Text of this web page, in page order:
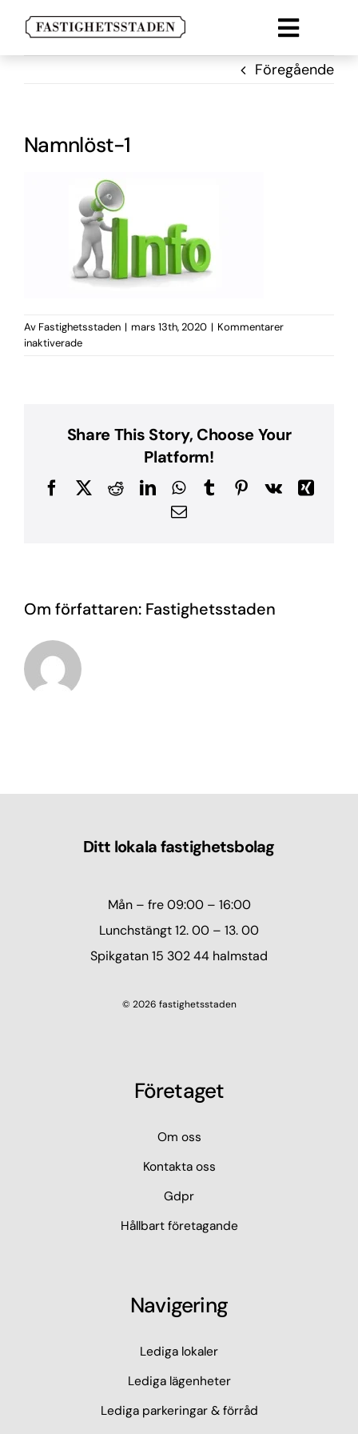
innehållet
Toggle
Lokal
Parkering
Kontakt
Föregående
Namnlöst-1
Av Fastighetsstaden | mars 13th, 2020 | Kommentarer
inaktiveradeför
Share This Story, Choose Your
Platform!
FacebookRedditLinkedInWhatsApp
TumblrPinterest
Vk
Xing
E-
Om författaren: Fastighetsstaden
Ditt lokala fastighetsbolag
Mån – fre 09:00 – 16:00
Lunchstängt 12. 00 – 13. 00
Spikgatan 15 302 44 halmstad
© 2026 fastighetsstaden
Företaget
Om oss
Kontakta oss
Gdpr
Hållbart företagande
Navigering
Lediga lokaler
Lediga lägenheter
Lediga parkeringar & förråd